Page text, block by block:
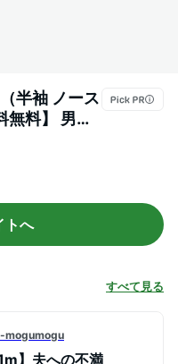
半袖 ノース
無料】 男の
ウパトロー
園 幼稚園
90 95 100
トへ
すべて見る
mogumogu
】夫への不満